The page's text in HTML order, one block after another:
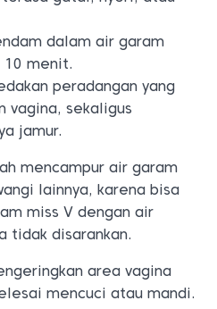
dalam air garam
10 menit.
peradangan yang
vagina, sekaligus
jamur.
mencampur air garam
lainnya, karena bisa
miss V dengan air
tidak disarankan.
area vagina
mencuci atau mandi.